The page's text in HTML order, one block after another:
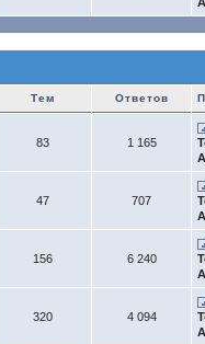
Тем Ответов
83 1 165
47 707
156 6 240
320 4 094